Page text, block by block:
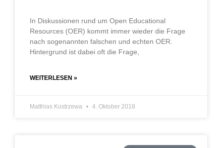
In Diskussionen rund um Open Educational
Resources (OER) kommt immer wieder die Frage
nach sogenannten falschen und echten OER.
Hintergrund ist dabei oft die Frage,
WEITERLESEN »
Matthias Kostrzewa 4. Oktober 2018